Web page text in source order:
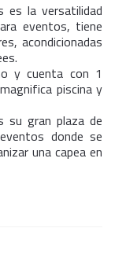
es la versatilidad
eventos, tiene
acondicionadas
y cuenta con 1
piscina y
su gran plaza de
donde se
una capea en